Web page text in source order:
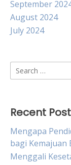
September
August 2024
July 2024
Search
for:
Recent
Mengapa
bagi Kemajuan
Menggali